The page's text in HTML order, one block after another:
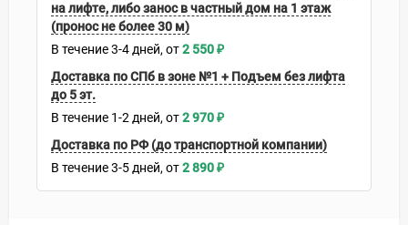
на лифте, либо занос в частный дом на 1 этаж
(пронос не более 30 м)
В течение3-4 дней 2 550₽
Доставка по СПб в зоне №1 + Подъем без лифта
до 5 эт.
В течение 1-2 дней 2 970₽
Доставка по РФ (до транспортной компании)
В течение3-5 дней 2 890₽